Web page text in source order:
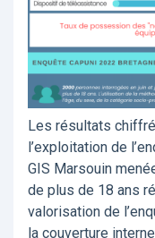
Les résultats
l’exploitation de
GIS Marsouin
de plus de 18 ans
valorisation de
la couverture